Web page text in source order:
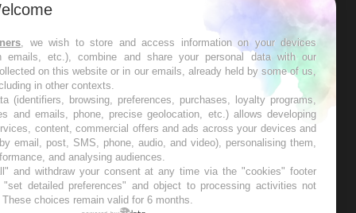
les semaines les meilleures
, we wish to store and access information on your devices
emails, etc.), combine and share your personal data with our
on this website or in our emails, already held by some of us,
in other contexts.
(identifiers, browsing, preferences, purchases, loyalty programs,
and emails, phone, precise geolocation, etc.) allows developing
content, commercial offers and ads across your devices and
email, post, SMS, phone, audio, and video), personalising them,
and analysing audiences.
and withdraw your consent at any time via the "cookies" footer
detailed preferences" and object to processing activities not
choices remain valid for 6 months.